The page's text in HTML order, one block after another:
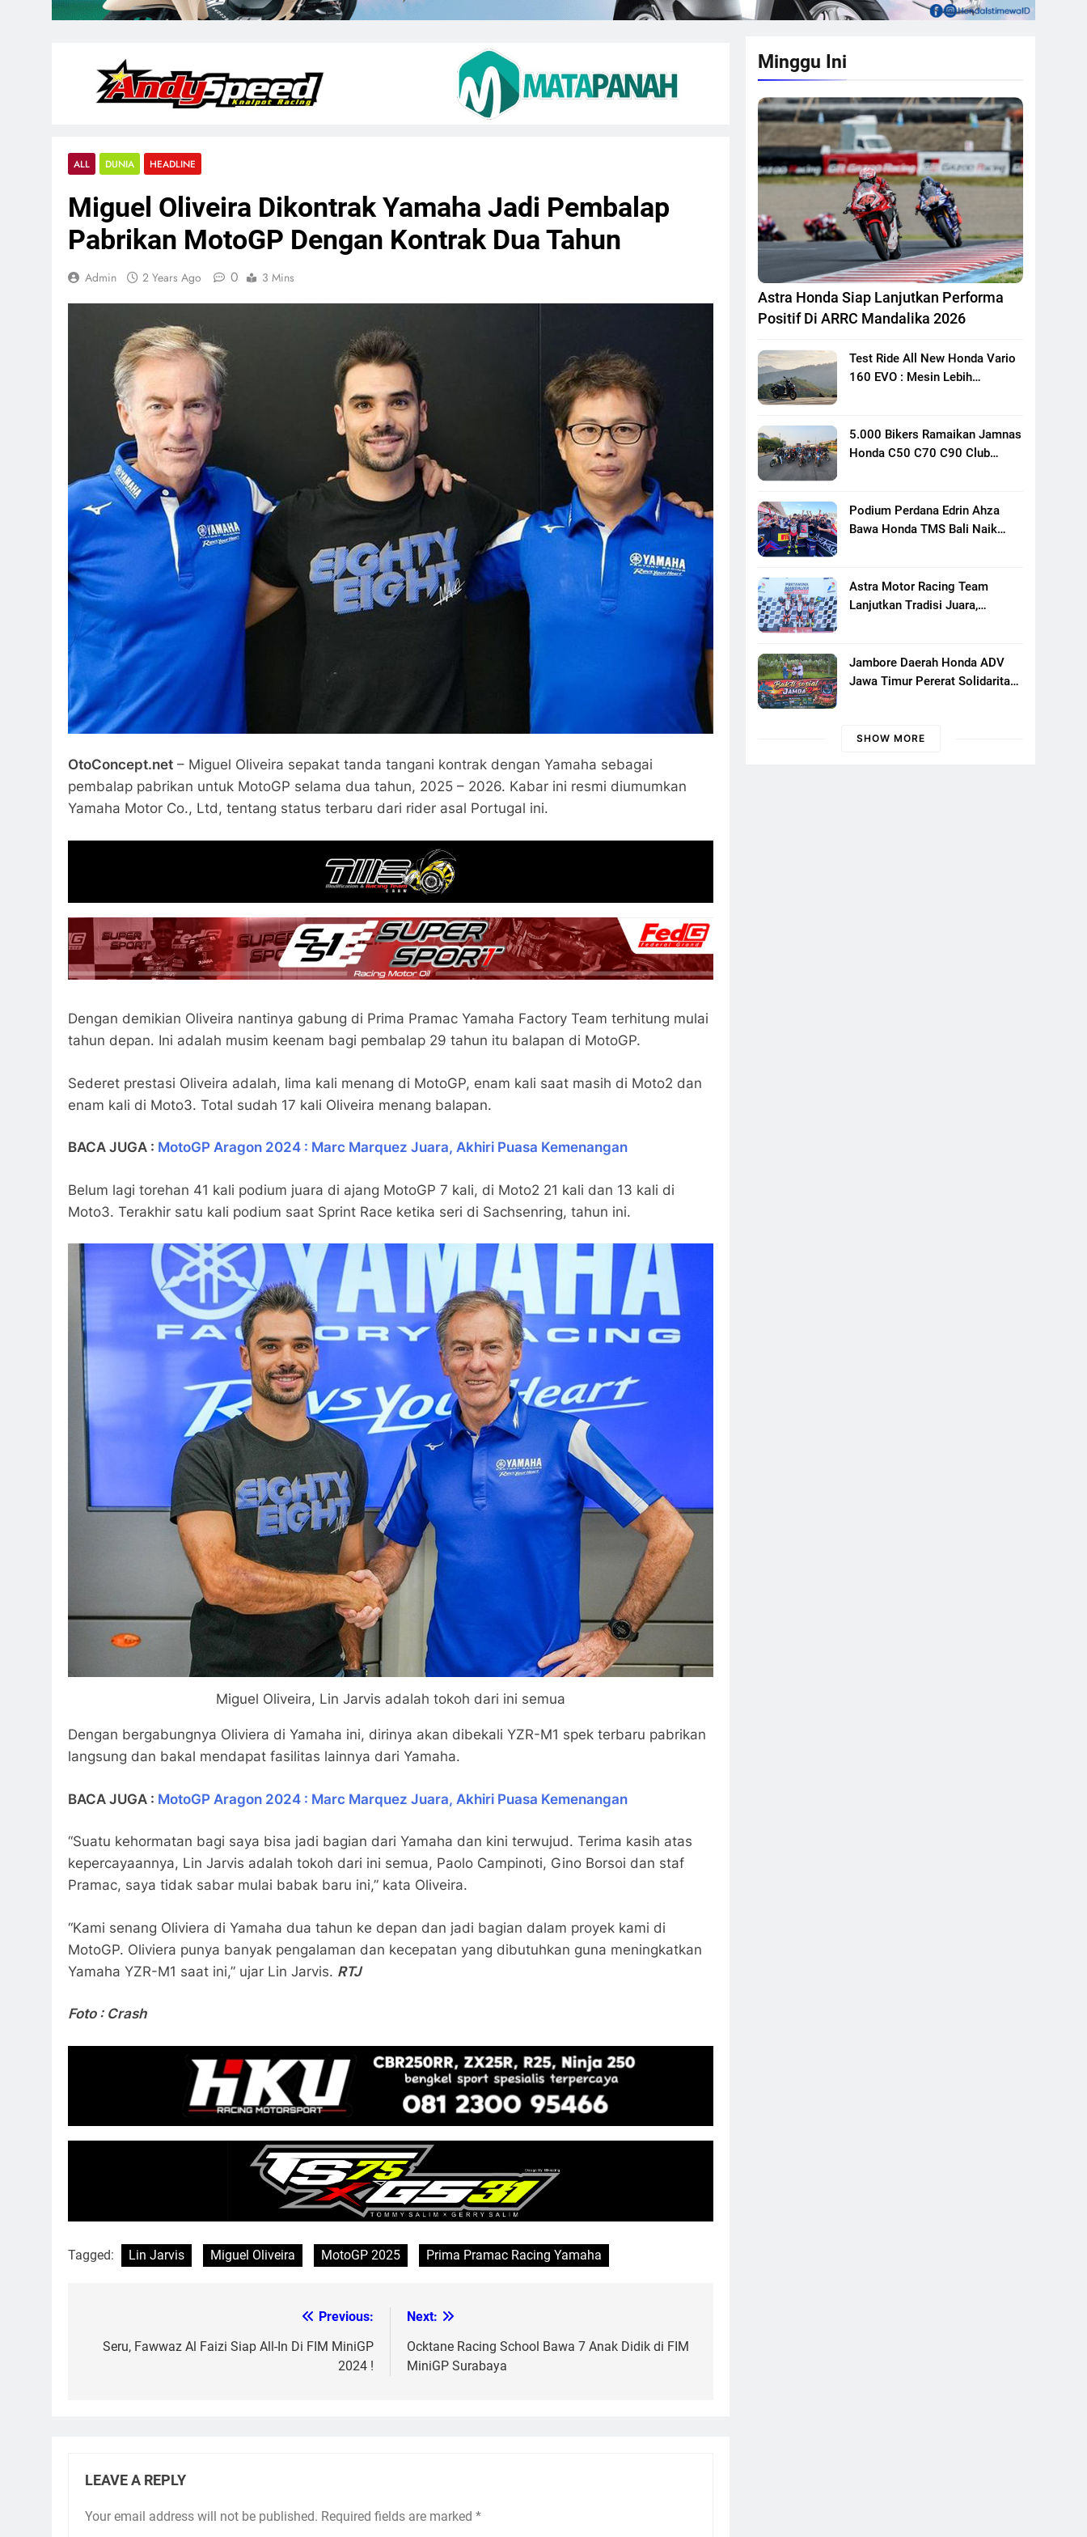
ALL DUNIA HEADLINE
Miguel Oliveira Dikontrak Yamaha Jadi Pembalap
Pabrikan MotoGP Dengan Kontrak Dua Tahun
Admin 2 Years Ago 0 3 Mins
OtoConcept.net – Miguel Oliveira sepakat tanda tangani kontrak dengan Yamaha sebagai
pembalap pabrikan untuk MotoGP selama dua tahun, 2025 – 2026. Kabar ini resmi diumumkan
Yamaha Motor Co., Ltd, tentang status terbaru dari rider asal Portugal ini.
Dengan demikian Oliveira nantinya gabung di Prima Pramac Yamaha Factory Team terhitung mulai
tahun depan. Ini adalah musim keenam bagi pembalap 29 tahun itu balapan di MotoGP.
Sederet prestasi Oliveira adalah, lima kali menang di MotoGP, enam kali saat masih di Moto2 dan
enam kali di Moto3. Total sudah 17 kali Oliveira menang balapan.
BACA JUGA : MotoGP Aragon 2024 : Marc Marquez Juara, Akhiri Puasa Kemenangan
Belum lagi torehan 41 kali podium juara di ajang MotoGP 7 kali, di Moto2 21 kali dan 13 kali di
Moto3. Terakhir satu kali podium saat Sprint Race ketika seri di Sachsenring, tahun ini.
Miguel Oliveira, Lin Jarvis adalah tokoh dari ini semua
Dengan bergabungnya Oliviera di Yamaha ini, dirinya akan dibekali YZR-M1 spek terbaru pabrikan
langsung dan bakal mendapat fasilitas lainnya dari Yamaha.
BACA JUGA : MotoGP Aragon 2024 : Marc Marquez Juara, Akhiri Puasa Kemenangan
“Suatu kehormatan bagi saya bisa jadi bagian dari Yamaha dan kini terwujud. Terima kasih atas
kepercayaannya, Lin Jarvis adalah tokoh dari ini semua, Paolo Campinoti, Gino Borsoi dan staf
Pramac, saya tidak sabar mulai babak baru ini,” kata Oliveira.
“Kami senang Oliviera di Yamaha dua tahun ke depan dan jadi bagian dalam proyek kami di
MotoGP. Oliviera punya banyak pengalaman dan kecepatan yang dibutuhkan guna meningkatkan
Yamaha YZR-M1 saat ini,” ujar Lin Jarvis. RTJ
Foto : Crash
Tagged: Lin Jarvis Miguel Oliveira MotoGP 2025 Prima Pramac Racing Yamaha
navigation
Previous:
Seru, Fawwaz Al Faizi Siap All-In Di FIM MiniGP
2024 !
Next:
Ocktane Racing School Bawa 7 Anak Didik di FIM
MiniGP Surabaya
LEAVE A REPLY
Your email address will not be published. Required fields are marked *
Minggu Ini
Astra Honda Siap Lanjutkan Performa
Positif Di ARRC Mandalika 2026
Test Ride All New Honda Vario
160 EVO : Mesin Lebih
5.000 Bikers Ramaikan Jamnas
Honda C50 C70 C90 Club
Motor Klasik Honda
Podium Perdana Edrin Ahza
Bawa Honda TMS Bali Naik
Astra Motor Racing Team
Lanjutkan Tradisi Juara,
Putaran Ke 3
Jambore Daerah Honda ADV
Jawa Timur Pererat Solidaritas
Banyuwangi
SHOW MORE